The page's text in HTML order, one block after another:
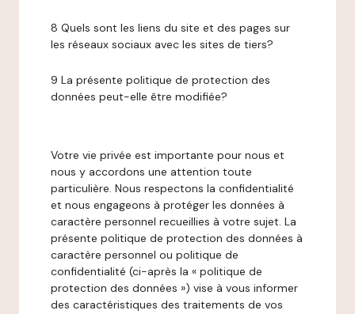
8 Quels sont les liens du site et des pages sur
les réseaux sociaux avec les sites de tiers?
9 La présente politique de protection des
données peut-elle être modifiée?
Votre vie privée est importante pour nous et
nous y accordons une attention toute
particulière. Nous respectons la confidentialité
et nous engageons à protéger les données à
caractère personnel recueillies à votre sujet. La
présente politique de protection des données à
caractère personnel ou politique de
confidentialité (ci-après la « politique de
protection des données ») vise à vous informer
des caractéristiques des traitements de vos